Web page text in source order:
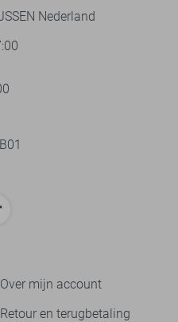
Nederland
Over mijn account
Retour en terugbetaling